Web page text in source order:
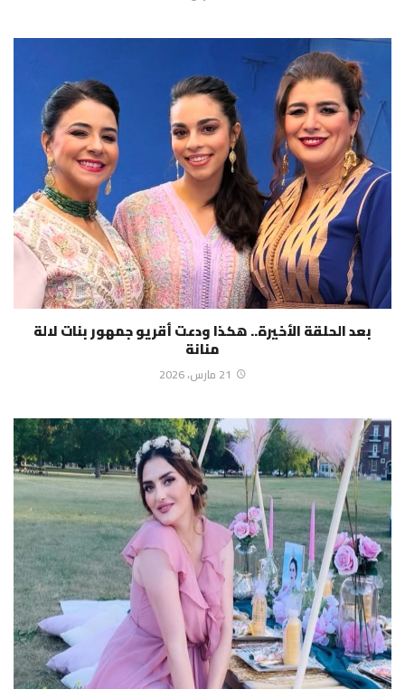
بعد الحلقة الأخيرة.. هكذا ودعت أقريو جمهور بنات لالة
منانة
21 مارس، 2026